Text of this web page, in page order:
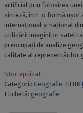
artificial prin folosirea
sinteză, într-o formă ușor
internațional și național
utilizării imaginilor
preocupați de analize
calitate al reprezentărilor
Stoc epuizat
Categorii: Geografie,
Etichetă: geografie